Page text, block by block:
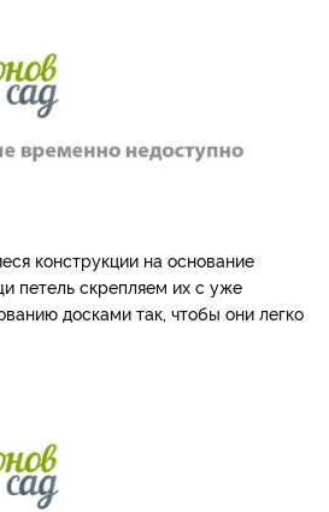
конструкции на основание
петель скрепляем их с уже
досками так, чтобы они легко